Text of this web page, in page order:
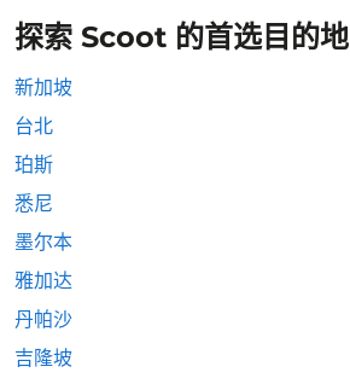
探索 Scoot 的首选目的地
新加坡
台北
珀斯
悉尼
墨尔本
雅加达
丹帕沙
吉隆坡